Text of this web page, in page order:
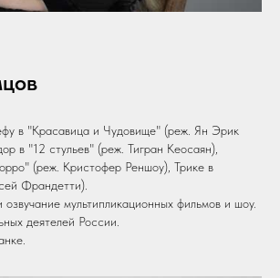
в "Красавица и Чудовище" (реж. Ян Эрик
в "12 стульев" (реж. Тигран Кеосаян),
(реж. Кристофер Реншоу), Трике в
Франдетти).
мультипликационных фильмов и шоу.
деятелей России.